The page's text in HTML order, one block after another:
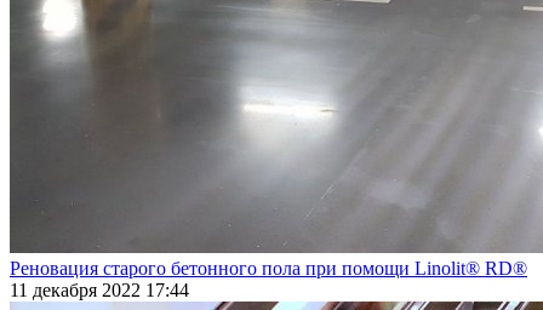
Реновация старого бетонного пола при помощи Linolit® RD®
11 декабря 2022 17:44